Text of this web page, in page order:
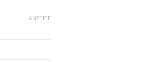
ANZEIGE